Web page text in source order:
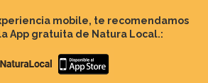
mobile, te recomendamos
App gratuita de Natura Local.:
Apple
store